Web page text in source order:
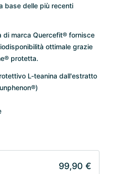
base delle più recenti
di marca Quercefit® fornisce
ottimale grazie
protetta.
L-teanina dall'estratto
99,90 €